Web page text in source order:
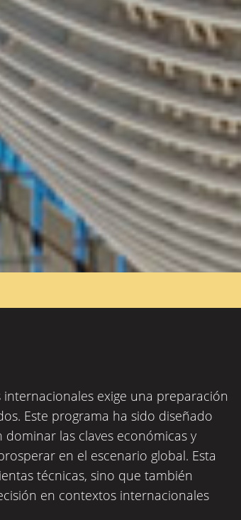
exige una preparación
Este programa ha sido diseñado
las claves económicas y
en el escenario global. Esta
técnicas, sino que también
en contextos internacionales